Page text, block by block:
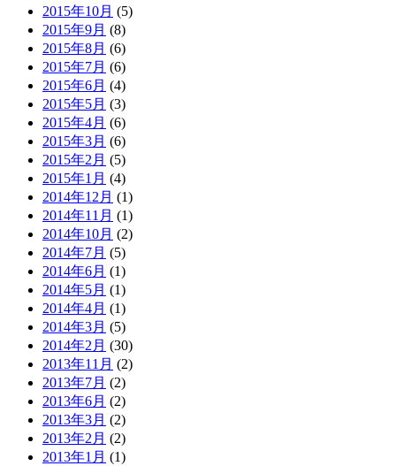
2015年10月 (5)
2015年9月 (8)
2015年8月 (6)
2015年7月 (6)
2015年6月 (4)
2015年5月 (3)
2015年4月 (6)
2015年3月 (6)
2015年2月 (5)
2015年1月 (4)
2014年12月 (1)
2014年11月 (1)
2014年10月 (2)
2014年7月 (5)
2014年6月 (1)
2014年5月 (1)
2014年4月 (1)
2014年3月 (5)
2014年2月 (30)
2013年11月 (2)
2013年7月 (2)
2013年6月 (2)
2013年3月 (2)
2013年2月 (2)
2013年1月 (1)